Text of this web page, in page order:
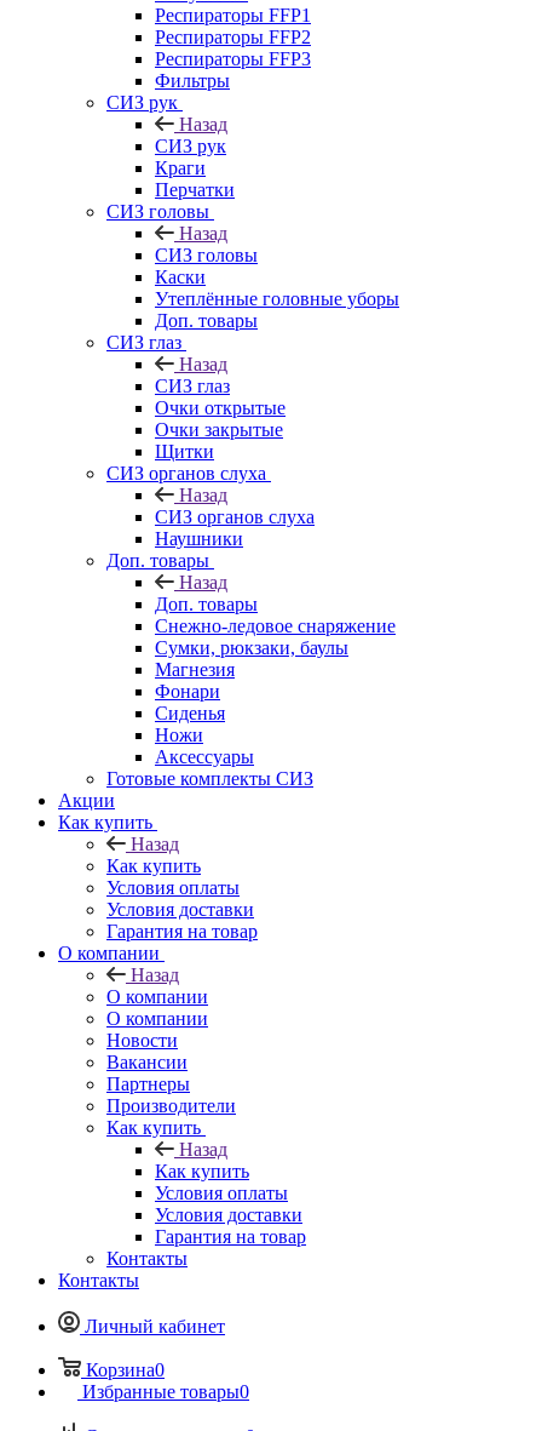
Респираторы FFP1
Респираторы FFP2
Респираторы FFP3
Фильтры
СИЗ рук
Назад
СИЗ рук
Краги
Перчатки
СИЗ головы
Назад
СИЗ головы
Каски
Утеплённые головные уборы
Доп. товары
СИЗ глаз
Назад
СИЗ глаз
Очки открытые
Очки закрытые
Щитки
СИЗ органов слуха
Назад
СИЗ органов слуха
Наушники
Доп. товары
Назад
Доп. товары
Снежно-ледовое снаряжение
Сумки, рюкзаки, баулы
Магнезия
Фонари
Сиденья
Ножи
Аксессуары
Готовые комплекты СИЗ
Акции
Как купить
Назад
Как купить
Условия оплаты
Условия доставки
Гарантия на товар
О компании
Назад
О компании
О компании
Новости
Вакансии
Партнеры
Производители
Как купить
Назад
Как купить
Условия оплаты
Условия доставки
Гарантия на товар
Контакты
Контакты
Личный кабинет
Корзина0
Избранные товары0